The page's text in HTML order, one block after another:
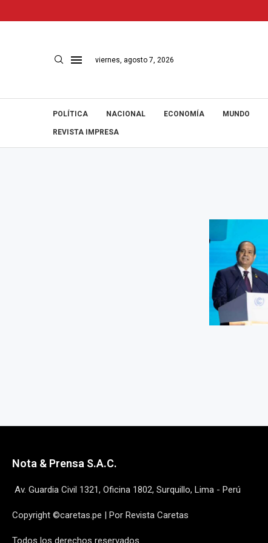
viernes, agosto 7, 2026
POLÍTICA NACIONAL ECONOMÍA MUNDO
REVISTA IMPRESA
Nota & Prensa S.A.C.
Av. Guardia Civil 1321, Oficina 1802, Surquillo, Lima - Perú
Copyright ©caretas.pe | Por Revista Caretas
Todos los derechos reservados